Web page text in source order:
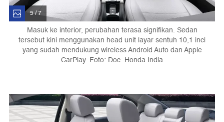
5 / 7
Masuk ke interior, perubahan terasa signifikan. Sedan
tersebut kini menggunakan head unit layar sentuh 10,1 inci
yang sudah mendukung wireless Android Auto dan Apple
CarPlay. Foto: Doc. Honda India